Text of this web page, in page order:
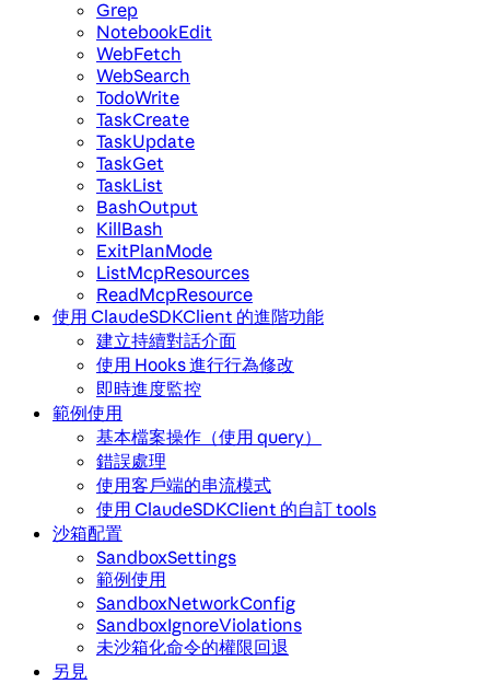
Grep
NotebookEdit
WebFetch
WebSearch
TodoWrite
TaskCreate
TaskUpdate
TaskGet
TaskList
BashOutput
KillBash
ExitPlanMode
ListMcpResources
ReadMcpResource
使用 ClaudeSDKClient 的進階功能
建立持續對話介面
使用 Hooks 進行行為修改
即時進度監控
範例使用
基本檔案操作（使用 query）
錯誤處理
使用客戶端的串流模式
使用 ClaudeSDKClient 的自訂 tools
沙箱配置
SandboxSettings
範例使用
SandboxNetworkConfig
SandboxIgnoreViolations
未沙箱化命令的權限回退
另見